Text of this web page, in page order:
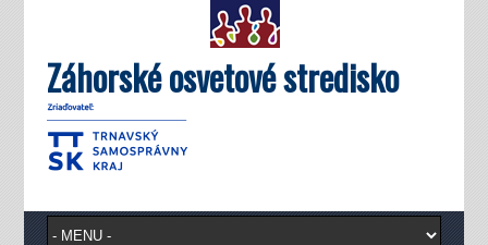
Záhorské osvetové stredisko